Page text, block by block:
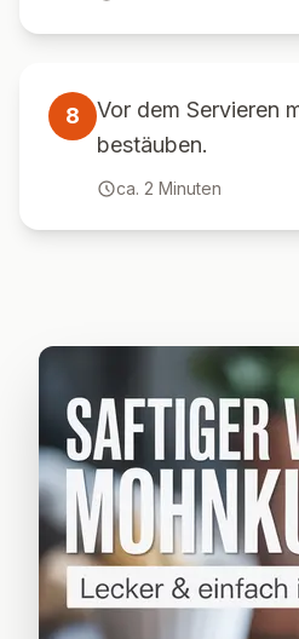
8
Vor dem Servieren
bestäuben.
ca. 2 Minuten